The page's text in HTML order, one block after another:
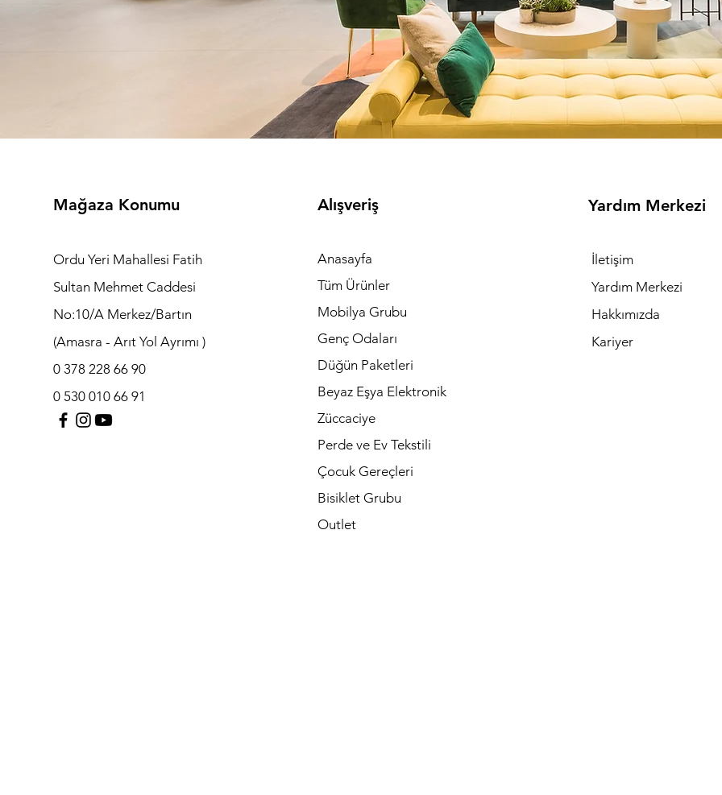
Mağaza Konumu
Ordu Yeri Mahallesi Fatih
Sultan Mehmet Caddesi
No:10/A Merkez/Bartın
(Amasra - Arıt Yol Ayrımı )
0 378 228 66 90
0 530 010 66 91
Alışveriş
Anasayfa
Tüm Ürünler
Mobilya Grubu
Genç Odaları
Düğün Paketleri
Beyaz Eşya Elektronik
Züccaciye
Perde ve Ev Tekstili
Çocuk Gereçleri
Bisiklet Grubu
Outlet
Yardım Merkezi
İletişim
Yardım Merkezi
Hakkımızda
Kariyer